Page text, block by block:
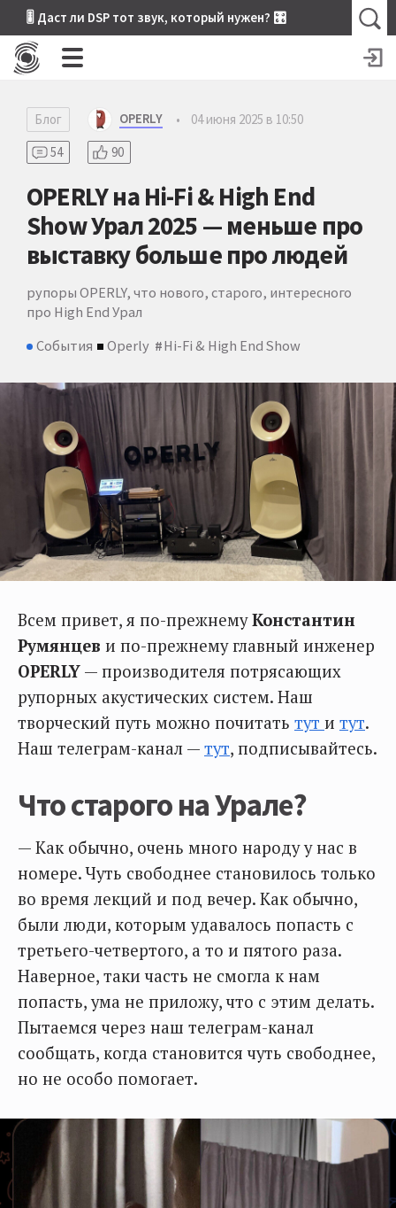
🎚 Даст ли DSP тот звук, который нужен? 🎛
Блог OPERLY •
04 июня 2025 в 10:50
54
90
OPERLY на Hi-Fi & High End
Show Урал 2025 — меньше про
выставку больше про людей
рупоры OPERLY, что нового, старого, интересного
про High End Урал
События
Operly Hi-Fi & High End Show
Всем привет, я по-прежнемуКонстантин
Румянцев и по-прежнему главный инженер
OPERLY — производителя потрясающих
рупорных акустических систем. Наш
творческий путь можно почитать тут и тут.
Наш телеграм-канал — тут, подписывайтесь.
Что старого на Урале?
— Как обычно, очень много народу у нас в
номере. Чуть свободнее становилось только
во время лекций и под вечер. Как обычно,
были люди, которым удавалось попасть с
третьего-четвертого, а то и пятого раза.
Наверное, таки часть не смогла к нам
попасть, ума не приложу, что с этим делать.
Пытаемся через наш телеграм-канал
сообщать, когда становится чуть свободнее,
но не особо помогает.